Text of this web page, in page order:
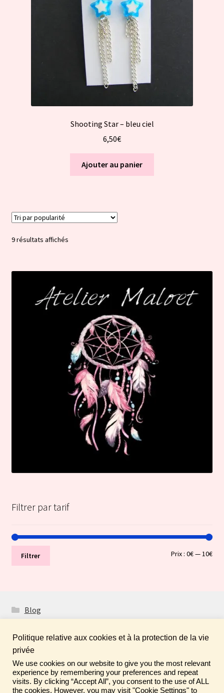
Fais de ta vie un rêve ! N'oublie pas de laisser un
commentaire sur tes achats pour aider la communauté ♡
Shooting Star – bleu ciel
6,50€
Ajouter au panier
9 résultats affichésTrié
Filtrer par tarif
Prix
Prix
Filtrer Prix :0€—10€
Blog
© Boutique Atelier Maloet 2026
À propos & CGV
Built with WooCommerce.
Politique relative aux cookies et à la protection de la vie
privée
We use cookies on our website to give you the most relevant
experience by remembering your preferences and repeat
visits. By clicking “Accept All”, you consent to the use of ALL
the cookies. However, you may visit "Cookie Settings" to